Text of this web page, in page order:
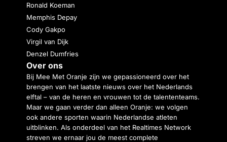
Ronald Koeman
Memphis Depay
Cody Gakpo
Virgil van Dijk
Denzel Dumfries
Over ons
Bij Mee Met Oranje zijn we gepassioneerd over het
brengen van het laatste nieuws over het Nederlands
elftal – van de heren en vrouwen tot de talententeams.
Maar we gaan verder dan alleen Oranje: we volgen
ook andere sporten waarin Nederlandse atleten
uitblinken. Als onderdeel van het Realtimes Network
streven we ernaar jou de meest complete